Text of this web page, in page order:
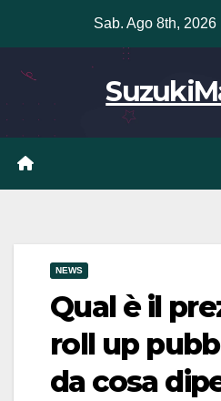
contenuto
Sab. Ago 8th, 2026
NEWS
Qual è il
roll up
da cosa